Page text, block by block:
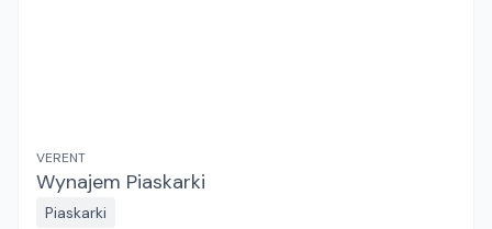
VERENT
Wynajem Piaskarki
Piaskarki